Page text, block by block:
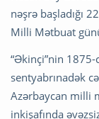
nəşrə başladığı
Milli Mətbuat
“Əkinçi”nin
sentyabrınadək
Azərbaycan milli
inkişafında